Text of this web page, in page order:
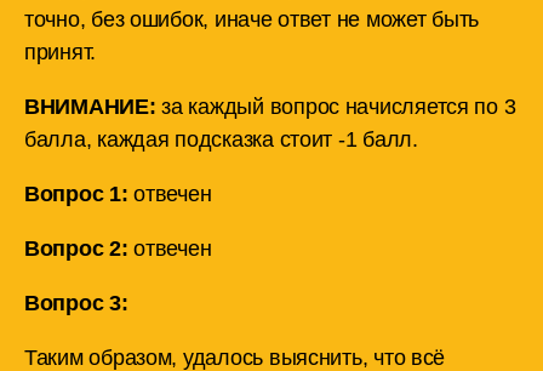
точно, без ошибок, иначе ответ не может быть
принят.
ВНИМАНИЕ: за каждый вопрос начисляется по 3
балла, каждая подсказка стоит -1 балл.
Вопрос 1: отвечен
Вопрос 2: отвечен
Вопрос 3:
Таким образом, удалось выяснить, что всё